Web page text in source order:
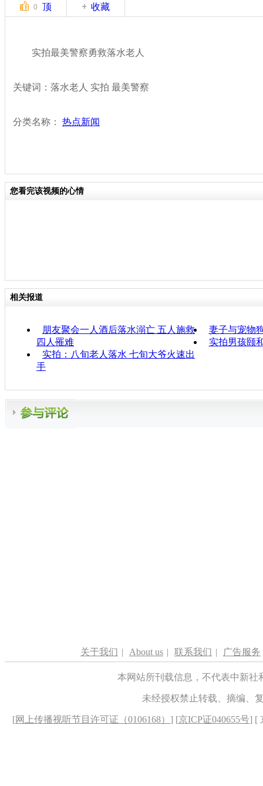
0 顶 收藏
实拍最美警察勇救落水老人
关键词：落水老人 实拍 最美警察
分类名称： 热点新闻
您看完该视频的心情
相关报道
朋友聚会一人酒后落水溺亡 五人施救
四人罹难
妻子与宠物
实拍男孩颐
实拍：八旬老人落水 七旬大爷火速出
手
关于我们 | About us | 联系我们 | 广告服务
本网站所刊载信息，不代表中新
未经授权禁止转载、摘编、
[网上传播视听节目许可证（0106168） ] [京ICP证040655号] [